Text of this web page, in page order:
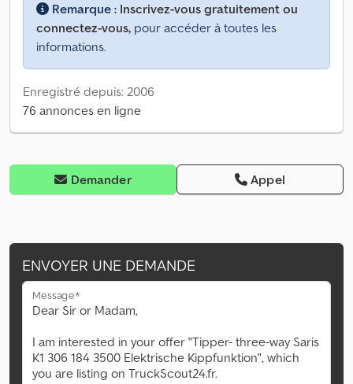
Remarque : Inscrivez-vous gratuitement ou
connectez-vous, pour accéder à toutes les
informations.
Enregistré depuis: 2006
76 annonces en ligne
Demander Appel
ENVOYER UNE DEMANDE
Message*